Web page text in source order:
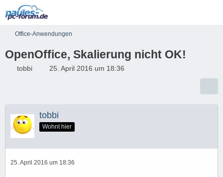
Office-Anwendungen
OpenOffice, Skalierung nicht OK!
tobbi 25. April 2016 um 18:36
tobbi
Wohnt hier
25. April 2016 um 18:36